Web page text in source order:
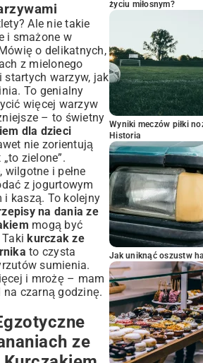
Ale nie takie
i smażone w
o delikatnych,
z mielonego
startych warzyw, jak
To genialny
więcej warzyw
– to świetny
dla dzieci
nie zorientują
zielone”.
i pełne
z jogurtowym
i kaszą. To kolejny
na dania ze
mogą być
Takikurczak ze
to czysta
sumienia.
i mrożę – mam
czarną godzinę.
ze
życiu miłosnym?
Wyniki meczów piłki
Historia
Jak uniknąć oszustw